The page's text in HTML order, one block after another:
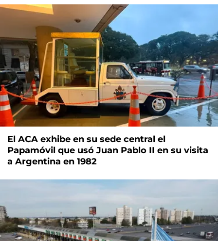
El ACA exhibe en su sede central el
Papamóvil que usó Juan Pablo II en su visita
a Argentina en 1982